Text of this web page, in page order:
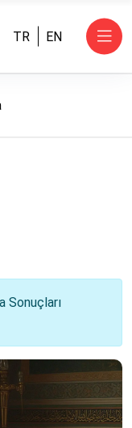
TR EN
Sonuçları